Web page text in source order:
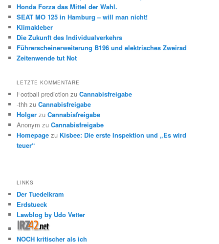
Honda Forza das Mittel der Wahl.
SEAT MO 125 in Hamburg – will man nicht!
Klimakleber
Die Zukunft des Individualverkehrs
Führerscheinerweiterung B196 und elektrisches Zweirad
Zeitenwende tut Not
LETZTE KOMMENTARE
Football prediction zuCannabisfreigabe
-thh zuCannabisfreigabe
Holger zuCannabisfreigabe
Anonym zuCannabisfreigabe
Homepage zu Kisbee: Die erste Inspektion und „Es wird
teuer“
LINKS
Der Tuedelkram
Erdstueck
Lawblog by Udo Vetter
NOCH kritischer als ich